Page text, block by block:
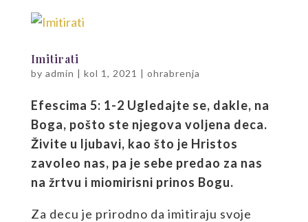
Imitirati
by admin | kol 1, 2021 | ohrabrenja
Efescima 5: 1-2 Ugledajte se, dakle, na
Boga, pošto ste njegova voljena deca.
Živite u ljubavi, kao što je Hristos
zavoleo nas, pa je sebe predao za nas
na žrtvu i miomirisni prinos Bogu.
Za decu je prirodno da imitiraju svoje